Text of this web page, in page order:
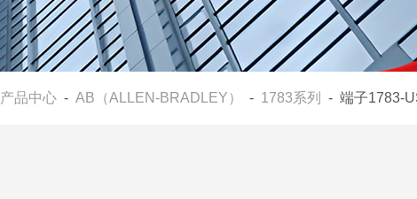
产品中心 - AB（ALLEN-BRADLEY） - 1783系列 - 端子1783-